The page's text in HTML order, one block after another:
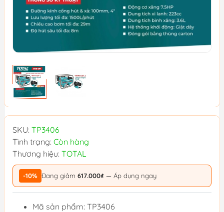
SKU: TP3406
Tình trạng: Còn hàng
Thương hiệu: TOTAL
-10% Đang giảm 617.000₫ — Áp dụng ngay
Mã sản phẩm: TP3406